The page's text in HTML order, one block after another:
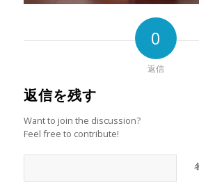
0
返信
返信を残す
Want to join the discussion?
Feel free to contribute!